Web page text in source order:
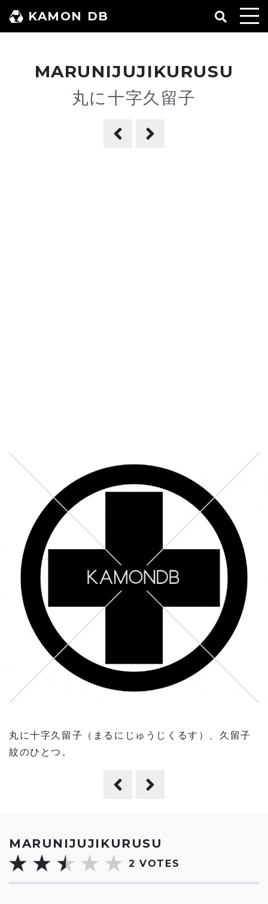
ン
KAMON DB
MARUNIJUJIKURUSU
丸に十字久留子
MARUNIJUJIKURUSU
2 VOTES
丸に十字久留子（まるにじゅうじくるす）、久留子
紋のひとつ。